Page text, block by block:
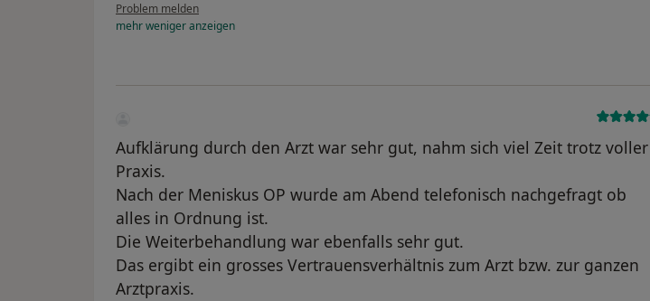
Problem melden
mehrwenigeranzeigen
Aufklärung durch den Arzt war sehr gut, nahm sich viel Zeit trotz voller
Praxis.
Nach der Meniskus OP wurde am Abend telefonisch nachgefragt ob
alles in Ordnung ist.
Die Weiterbehandlung war ebenfalls sehr gut.
Das ergibt ein grosses Vertrauensverhältnis zum Arzt bzw. zur ganzen
Arztpraxis.